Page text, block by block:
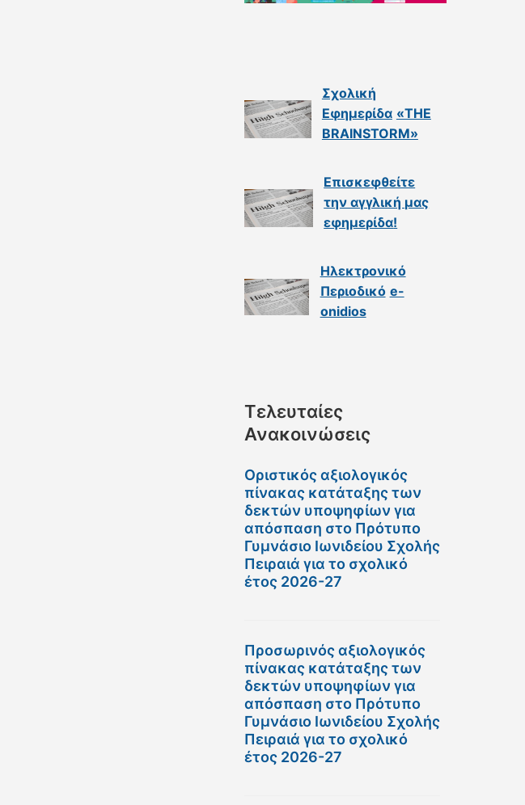
Σχολική
Εφημερίδα «THE
BRAINSTORM»
Επισκεφθείτε
την αγγλική μας
εφημερίδα!
Ηλεκτρονικό
Περιοδικό e-
onidios
Τελευταίες
Ανακοινώσεις
Οριστικός αξιολογικός
πίνακας κατάταξης των
δεκτών υποψηφίων για
απόσπαση στο Πρότυπο
Γυμνάσιο Ιωνιδείου Σχολής
Πειραιά για το σχολικό
έτος 2026-27
Προσωρινός αξιολογικός
πίνακας κατάταξης των
δεκτών υποψηφίων για
απόσπαση στο Πρότυπο
Γυμνάσιο Ιωνιδείου Σχολής
Πειραιά για το σχολικό
έτος 2026-27